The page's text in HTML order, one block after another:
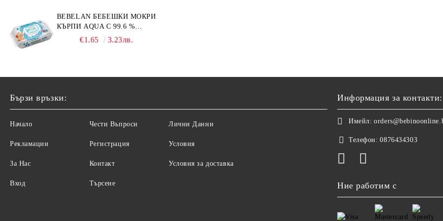
BEBELAN БЕБЕШКИ МОКРИ
КЪРПИ AQUA С 99.6 %
ВОДА 64БР.
€1.65 3.23лв.
Бързи връзки:
Начало
Рекламации
За Нас
Вход
Чести Въпроси
Регистрация
Контакт
Търсене
Лични Данни
Условия
Условия за доставка
Информация за контакти:
Имейл:
Телефон: 0876434303
Ние работим с